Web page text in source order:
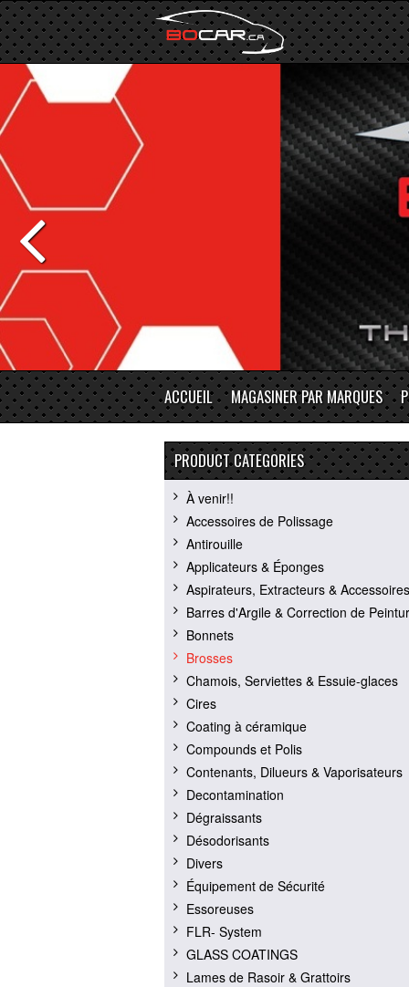
ACCUEIL MAGASINER PAR MARQUES
PRODUCT CATEGORIES
À venir!!
Accessoires de Polissage
Antirouille
Applicateurs & Éponges
Aspirateurs, Extracteurs & Accessoires
Barres d'Argile & Correction de
Bonnets
Brosses
Chamois, Serviettes & Essuie-glaces
Cires
Coating à céramique
Compounds et Polis
Contenants, Dilueurs & Vaporisateurs
Decontamination
Dégraissants
Désodorisants
Divers
Équipement de Sécurité
Essoreuses
FLR- System
GLASS COATINGS
Lames de Rasoir & Grattoirs